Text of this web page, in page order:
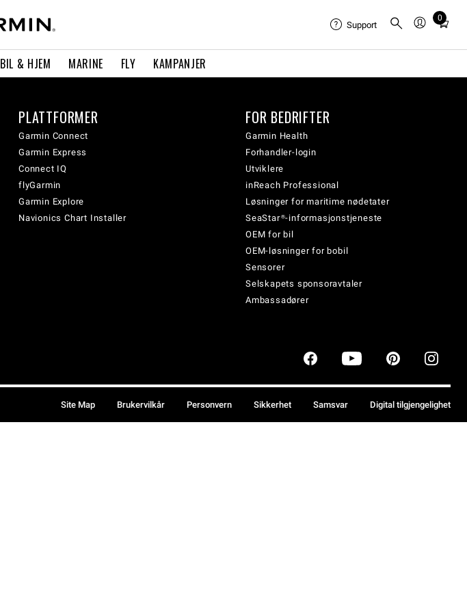
BIL & HJEM MARINE FLY KAMPANJER
Support
0
Total
cart:
PLATTFORMER
Garmin Connect
Garmin Express
Connect IQ
flyGarmin
Garmin Explore
Navionics Chart Installer
FOR BEDRIFTER
Garmin Health
Forhandler-login
Utviklere
inReach Professional
Løsninger for maritime nødetater
SeaStar®-informasjonstjeneste
OEM for bil
OEM-løsninger for bobil
Sensorer
Selskapets sponsoravtaler
Ambassadører
Site Map Brukervilkår Personvern Sikkerhet Samsvar Digital tilgjengelighet